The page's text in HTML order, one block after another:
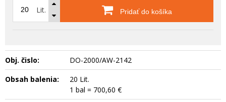
Lit. Pridať do košíka
Obj. čislo:
DO-2000/AW-2142
Obsah balenia:
20 Lit.
1 bal = 700,60 €